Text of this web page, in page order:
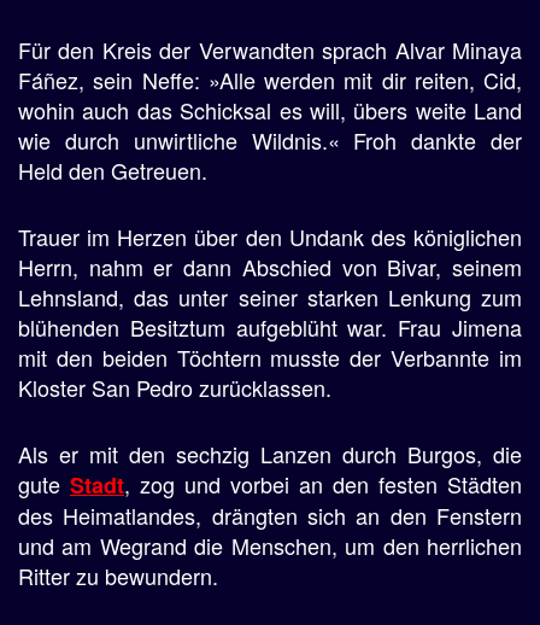
Für den Kreis der Verwandten sprach Alvar Minaya
Fáñez, sein Neffe: »Alle werden mit dir reiten, Cid,
wohin auch das Schicksal es will, übers weite Land
wie durch unwirtliche Wildnis.« Froh dankte der
Held den Getreuen.
Trauer im Herzen über den Undank des königlichen
Herrn, nahm er dann Abschied von Bivar, seinem
Lehnsland, das unter seiner starken Lenkung zum
blühenden Besitztum aufgeblüht war. Frau Jimena
mit den beiden Töchtern musste der Verbannte im
Kloster San Pedro zurücklassen.
Als er mit den sechzig Lanzen durch Burgos, die
gute Stadt, zog und vorbei an den festen Städten
des Heimatlandes, drängten sich an den Fenstern
und am Wegrand die Menschen, um den herrlichen
Ritter zu bewundern.